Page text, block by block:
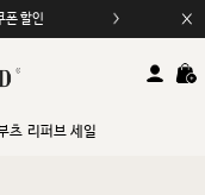
폰 할인
츠 리퍼브 세일